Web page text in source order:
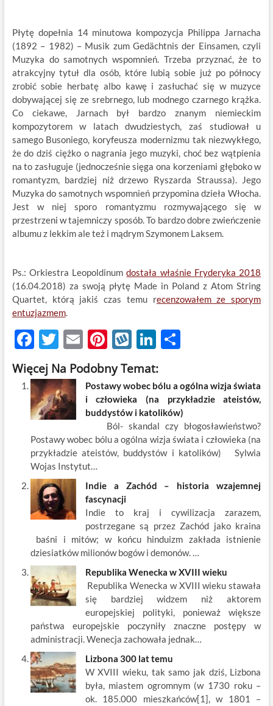
Płytę dopełnia 14 minutowa kompozycja Philippa Jarnacha
(1892 – 1982) – Musik zum Gedächtnis der Einsamen, czyli
Muzyka do samotnych wspomnień. Trzeba przyznać, że to
atrakcyjny tytuł dla osób, które lubią sobie już po północy
zrobić sobie herbatę albo kawę i zasłuchać się w muzyce
dobywającej się ze srebrnego, lub modnego czarnego krążka.
Co ciekawe, Jarnach był bardzo znanym niemieckim
kompozytorem w latach dwudziestych, zaś studiował u
samego Busoniego, koryfeusza modernizmu tak niezwykłego,
że do dziś ciężko o nagrania jego muzyki, choć bez wątpienia
na to zasługuje (jednocześnie sięga ona korzeniami głęboko w
romantyzm, bardziej niż drzewo Ryszarda Straussa). Jego
Muzyka do samotnych wspomnień przypomina dzieła Włocha.
Jest w niej sporo romantyzmu rozmywającego się w
przestrzeni w tajemniczy sposób. To bardzo dobre zwieńczenie
albumu z lekkim ale też i mądrym Szymonem Laksem.
Ps.: Orkiestra Leopoldinumdostała właśnie Fryderyka 2018
(16.04.2018) za swoją płytę Made in Poland z Atom String
Quartet, którą jakiś czas temu recenzowałem ze sporym
entuzjazmem.
F
ac
e
b
o
o
k
T
w
itt
er
E
m
ail
Pi
nt
er
es
t
W
k
o
p
Li
k
e
dI
n
S
ar
e
Więcej Na Podobny Temat:
Postawy wobec bólu a ogólna wizja świata
i człowieka (na przykładzie ateistów,
buddystów i katolików)
Ból- skandal czy błogosławieństwo?
Postawy wobec bólu a ogólna wizja świata i człowieka (na
przykładzie ateistów, buddystów i katolików) Sylwia
Wojas Instytut…
Indie a Zachód – historia wzajemnej
fascynacji
Indie to kraj i cywilizacja zarazem,
postrzegane są przez Zachód jako kraina
baśni i mitów; w końcu hinduizm zakłada istnienie
dziesiatków milionów bogów i demonów. …
Republika Wenecka w XVIII wieku
Republika Wenecka w XVIII wieku stawała
się bardziej widzem niż aktorem
europejskiej polityki, ponieważ większe
państwa europejskie poczyniły znaczne postępy w
administracji. Wenecja zachowała jednak…
Lizbona 300 lat temu
W XVIII wieku, tak samo jak dziś, Lizbona
była, miastem ogromnym (w 1730 roku –
ok. 185.000 mieszkańców[1], w 1801 –